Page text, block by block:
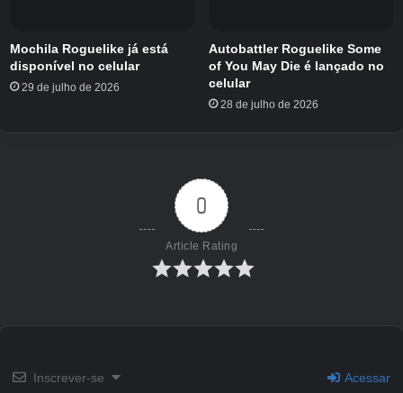
Mochila Roguelike já está
disponível no celular
29 de julho de 2026
Autobattler Roguelike Some
of You May Die é lançado no
celular
28 de julho de 2026
0
Article Rating
Inscrever-se Acessar